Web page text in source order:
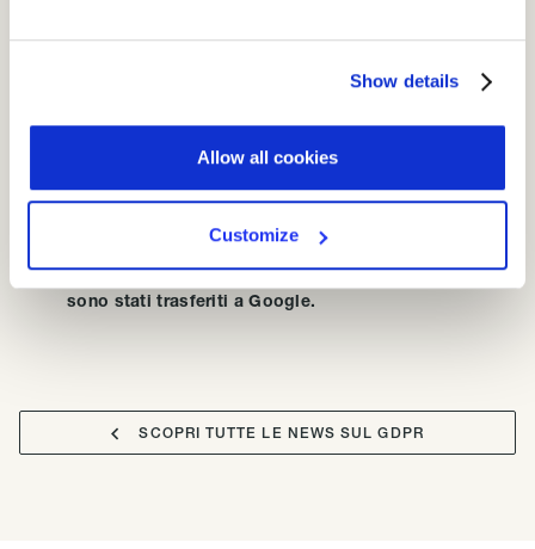
Show details
Allow all cookies
Customize
Giustificazioni respinte al mittente con due motivazioni:
, per questo motivo i dati come gli
identificatori online impostati per i cookie o i dati del
dispositivo vengono trasferiti;
L'anonimizzazione dell'IPavviene solo dopo che i dati
sono stati trasferiti a Google.
 SCOPRI TUTTE LE NEWS SUL GDPR